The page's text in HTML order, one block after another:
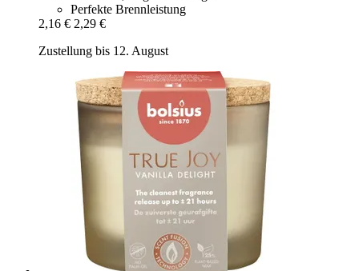
Perfekte Brennleistung
2,16 € 2,29 €
Zustellung bis 12. August